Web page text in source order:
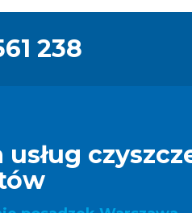
238
usług